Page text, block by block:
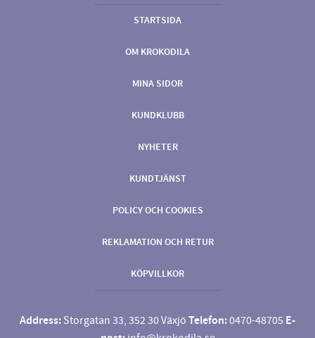
STARTSIDA
OM KROKODILA
MINA SIDOR
KUNDKLUBB
NYHETER
KUNDTJÄNST
POLICY OCH COOKIES
REKLAMATION OCH RETUR
KÖPVILLKOR
Address: Storgatan 33, 352 30 Växjö Telefon:0470-48705 E-